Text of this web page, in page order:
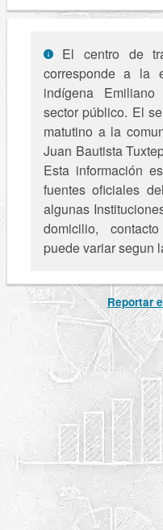
El centro de
corresponde a la
indígena
sector público. El
matutino a la
Juan Bautista
Esta información
fuentes oficiales
algunas
domicilio,
puede variar segun
Reportar